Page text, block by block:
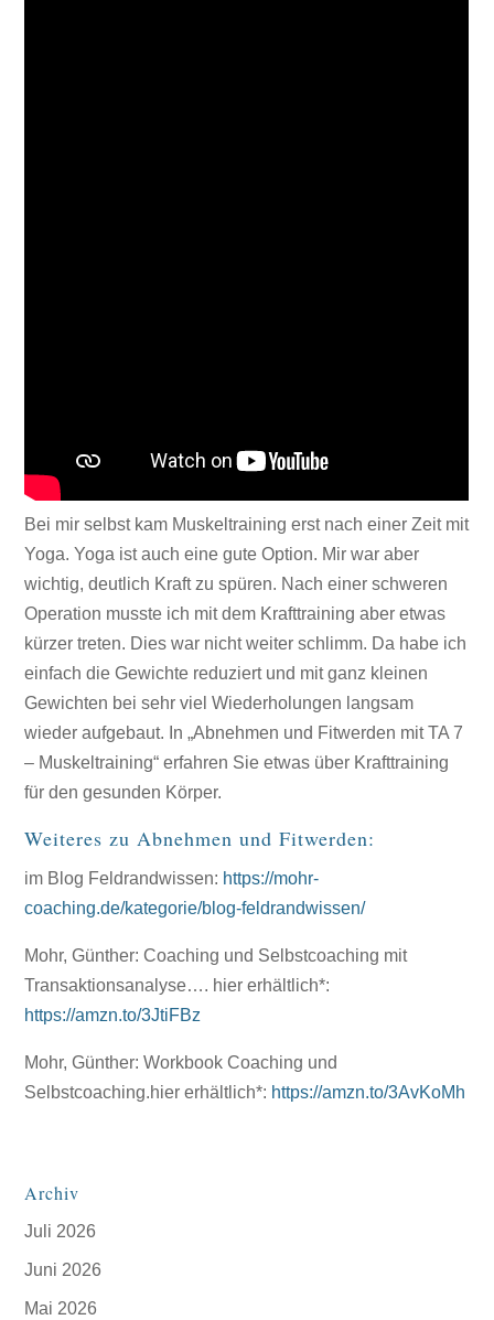
Bei mir selbst kam Muskeltraining erst nach einer Zeit mit
Yoga. Yoga ist auch eine gute Option. Mir war aber
wichtig, deutlich Kraft zu spüren. Nach einer schweren
Operation musste ich mit dem Krafttraining aber etwas
kürzer treten. Dies war nicht weiter schlimm. Da habe ich
einfach die Gewichte reduziert und mit ganz kleinen
Gewichten bei sehr viel Wiederholungen langsam
wieder aufgebaut. In „Abnehmen und Fitwerden mit TA 7
– Muskeltraining“ erfahren Sie etwas über Krafttraining
für den gesunden Körper.
Weiteres zu Abnehmen und Fitwerden:
im Blog Feldrandwissen: https://mohr-
coaching.de/kategorie/blog-feldrandwissen/
Mohr, Günther: Coaching und Selbstcoaching mit
Transaktionsanalyse…. hier erhältlich*:
https://amzn.to/3JtiFBz
Mohr, Günther: Workbook Coaching und
Selbstcoaching.hier erhältlich*: https://amzn.to/3AvKoMh
Archiv
Juli 2026
Juni 2026
Mai 2026